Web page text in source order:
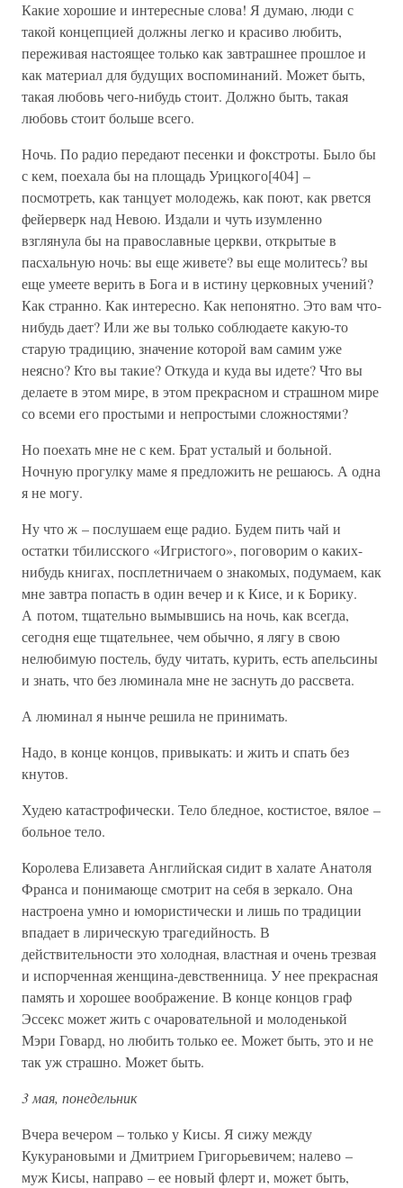
Какие хорошие и интересные слова! Я думаю, люди с
такой концепцией должны легко и красиво любить,
переживая настоящее только как завтрашнее прошлое и
как материал для будущих воспоминаний. Может быть,
такая любовь чего-нибудь стоит. Должно быть, такая
любовь стоит больше всего.
Ночь. По радио передают песенки и фокстроты. Было бы
с кем, поехала бы на площадь Урицкого[404] –
посмотреть, как танцует молодежь, как поют, как рвется
фейерверк над Невою. Издали и чуть изумленно
взглянула бы на православные церкви, открытые в
пасхальную ночь: вы еще живете? вы еще молитесь? вы
еще умеете верить в Бога и в истину церковных учений?
Как странно. Как интересно. Как непонятно. Это вам что-
нибудь дает? Или же вы только соблюдаете какую-то
старую традицию, значение которой вам самим уже
неясно? Кто вы такие? Откуда и куда вы идете? Что вы
делаете в этом мире, в этом прекрасном и страшном мире
со всеми его простыми и непростыми сложностями?
Но поехать мне не с кем. Брат усталый и больной.
Ночную прогулку маме я предложить не решаюсь. А одна
я не могу.
Ну что ж – послушаем еще радио. Будем пить чай и
остатки тбилисского «Игристого», поговорим о каких-
нибудь книгах, посплетничаем о знакомых, подумаем, как
мне завтра попасть в один вечер и к Кисе, и к Борику.
А потом, тщательно вымывшись на ночь, как всегда,
сегодня еще тщательнее, чем обычно, я лягу в свою
нелюбимую постель, буду читать, курить, есть апельсины
и знать, что без люминала мне не заснуть до рассвета.
А люминал я нынче решила не принимать.
Надо, в конце концов, привыкать: и жить и спать без
кнутов.
Худею катастрофически. Тело бледное, костистое, вялое –
больное тело.
Королева Елизавета Английская сидит в халате Анатоля
Франса и понимающе смотрит на себя в зеркало. Она
настроена умно и юмористически и лишь по традиции
впадает в лирическую трагедийность. В
действительности это холодная, властная и очень трезвая
и испорченная женщина-девственница. У нее прекрасная
память и хорошее воображение. В конце концов граф
Эссекс может жить с очаровательной и молоденькой
Мэри Говард, но любить только ее. Может быть, это и не
так уж страшно. Может быть.
3 мая, понедельник
Вчера вечером – только у Кисы. Я сижу между
Кукурановыми и Дмитрием Григорьевичем; налево –
муж Кисы, направо – ее новый флерт и, может быть,